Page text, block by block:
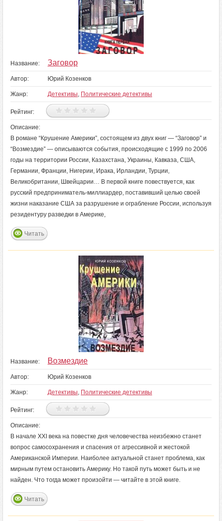
Название: Заговор
Автор: Юрий Козенков
Жанр: Детективы, Политические детективы
Рейтинг:
Описание:
В романе “Крушение Америки”, состоящем из двух книг — “Заговор” и
“Возмездие” — описываются события, происходящие с 1999 по 2006
годы на территории России, Казахстана, Украины, Кавказа, США,
Германии, Франции, Нигерии, Ирака, Ирландии, Турции,
Великобритании, Швейцарии… В первой книге повествуется, как
русский предприниматель-миллиардер, поставивший целью своей
жизни наказание США за разрушение и ограбление России, используя
резидентуру разведки в Америке,
Читать
Название: Возмездие
Автор: Юрий Козенков
Жанр: Детективы, Политические детективы
Рейтинг:
Описание:
В начале XXI века на повестке дня человечества неизбежно станет
вопрос самосохранения и спасения от агрессивной и жестокой
Американской Империи. Наиболее актуальной станет проблема, как
мирным путем остановить Америку. Но такой путь может быть и не
найден. Что тогда может произойти — читайте в этой книге.
Читать